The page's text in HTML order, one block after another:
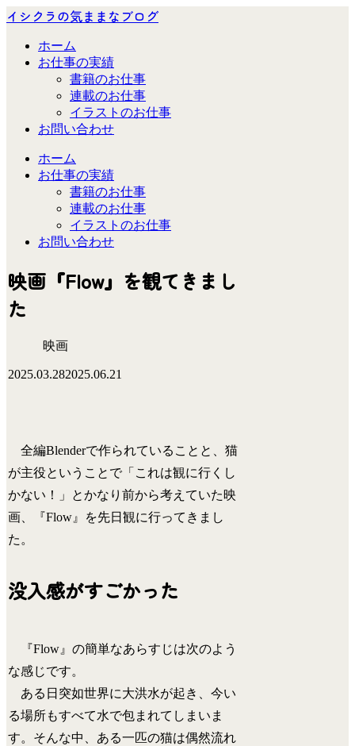
イシクラの気ままなブログ
ホーム
お仕事の実績
書籍のお仕事
連載のお仕事
イラストのお仕事
お問い合わせ
ホーム
お仕事の実績
書籍のお仕事
連載のお仕事
イラストのお仕事
お問い合わせ
映画『Flow』を観てきまし
た
映画
2025.03.282025.06.21
全編Blenderで作られていることと、猫
が主役ということで「これは観に行くし
かない！」とかなり前から考えていた映
画、『Flow』を先日観に行ってきまし
た。
没入感がすごかった
『Flow』の簡単なあらすじは次のよう
な感じです。
ある日突如世界に大洪水が起き、今い
る場所もすべて水で包まれてしまいま
す。そんな中、ある一匹の猫は偶然流れ